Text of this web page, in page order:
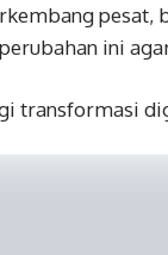
pesat,
ini
transformasi